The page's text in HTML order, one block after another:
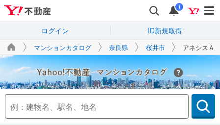
i
ログイン ID新規取得
マンションカタログ 奈良県 桜井市 アネシスＡ
Yahoo!不動産